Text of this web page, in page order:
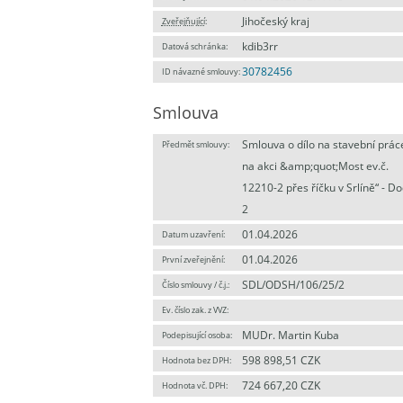
Zveřejňující: Jihočeský kraj
Datová schránka: kdib3rr
ID návazné smlouvy:30782456
Smlouva
Předmět smlouvy:
Smlouva o dílo na stavební
na akci &amp;quot;Most ev.č.
12210-2 přes říčku v Srlíně“ -
2
Datum uzavření: 01.04.2026
První zveřejnění: 01.04.2026
Číslo smlouvy / č.j.: SDL/ODSH/106/25/2
Ev. číslo zak. z VVZ:
Podepisující osoba: MUDr. Martin Kuba
Hodnota bez DPH: 598 898,51 CZK
Hodnota vč. DPH: 724 667,20 CZK